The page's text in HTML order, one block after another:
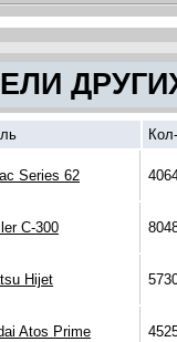
Series 62
C-300
Hijet
Atos Prime